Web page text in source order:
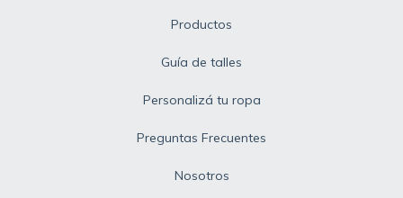
Productos
Guía de talles
Personalizá tu ropa
Preguntas Frecuentes
Nosotros